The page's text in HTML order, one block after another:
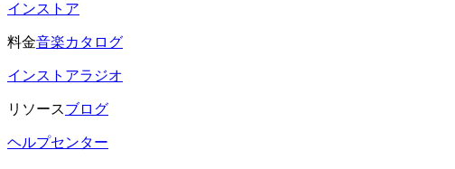
インストア
料金音楽カタログ
インストアラジオ
リソースブログ
ヘルプセンター